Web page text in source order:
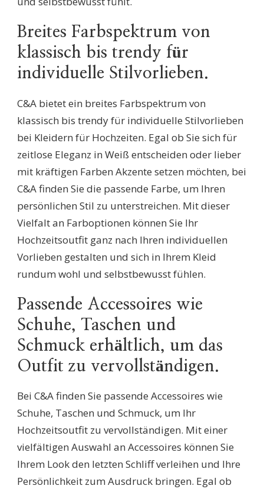
Breites Farbspektrum von
klassisch bis trendy für
individuelle Stilvorlieben.
C&A bietet ein breites Farbspektrum von
klassisch bis trendy für individuelle Stilvorlieben
bei Kleidern für Hochzeiten. Egal ob Sie sich für
zeitlose Eleganz in Weiß entscheiden oder lieber
mit kräftigen Farben Akzente setzen möchten, bei
C&A finden Sie die passende Farbe, um Ihren
persönlichen Stil zu unterstreichen. Mit dieser
Vielfalt an Farboptionen können Sie Ihr
Hochzeitsoutfit ganz nach Ihren individuellen
Vorlieben gestalten und sich in Ihrem Kleid
rundum wohl und selbstbewusst fühlen.
Passende Accessoires wie
Schuhe, Taschen und
Schmuck erhältlich, um das
Outfit zu vervollständigen.
Bei C&A finden Sie passende Accessoires wie
Schuhe, Taschen und Schmuck, um Ihr
Hochzeitsoutfit zu vervollständigen. Mit einer
vielfältigen Auswahl an Accessoires können Sie
Ihrem Look den letzten Schliff verleihen und Ihre
Persönlichkeit zum Ausdruck bringen. Egal ob